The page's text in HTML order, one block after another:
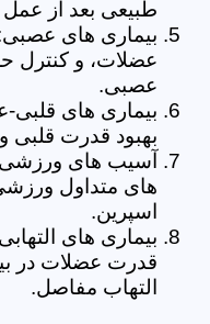
طبیعی بعد از
بیماری های
عضلات، و کنترل
عصبی.
بیماری های
بهبود قدرت قلبی
آسیب های
های متداول
اسپرین.
بیماری های
قدرت عضلات در
التهاب مفاصل.